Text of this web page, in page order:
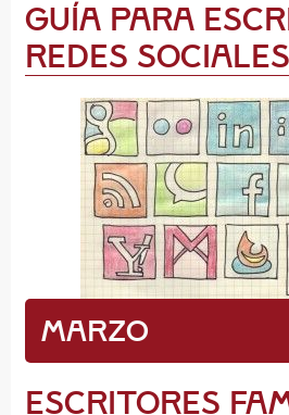
Guía para
Redes Sociales
Marzo
Escritores